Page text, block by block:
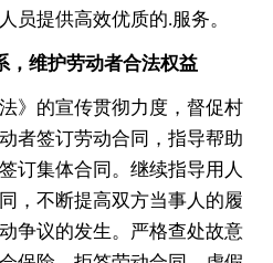
员提供高效优质的.服务。
维护劳动者合法权益
的宣传贯彻力度，督促村
者签订劳动合同，指导帮助
订集体合同。继续指导用人
，不断提高双方当事人的履
争议的发生。严格查处故意